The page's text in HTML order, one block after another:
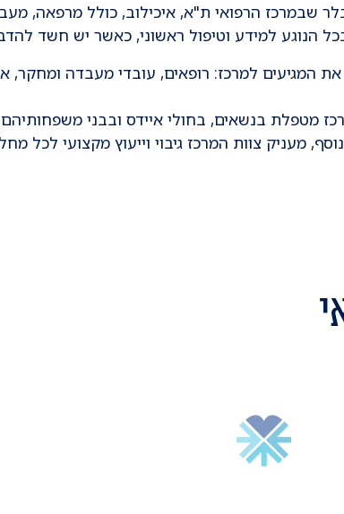
שבמרכז הרפואי ת"א, איכילוב, כולל מרפאה,
הנוגע למידע וטיפול ראשוני, כאשר יש חשד
המגיעים למרכז: רופאים, עובדי מעבדה ומחקר,
מטפלת בנשאים, בחולי איידס ובבני